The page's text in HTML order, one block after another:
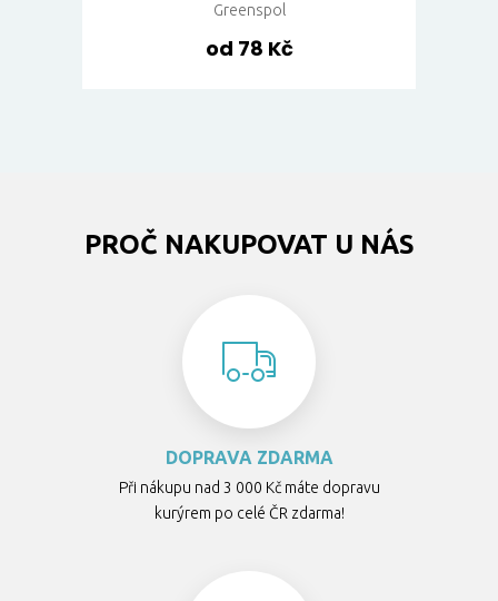
Greenspol
od 78 Kč
PROČ NAKUPOVAT U NÁS
DOPRAVA ZDARMA
Při nákupu nad 3 000 Kč máte dopravu
kurýrem po celé ČR zdarma!